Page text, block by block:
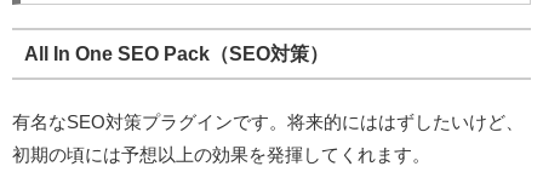
All In One SEO Pack（SEO対策）
有名なSEO対策プラグインです。将来的にははずしたいけど、
初期の頃には予想以上の効果を発揮してくれます。